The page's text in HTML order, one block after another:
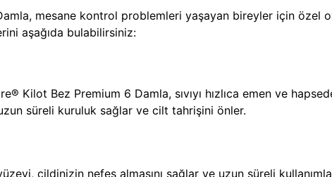
mesane kontrol problemleri yaşayan bireyler için özel
aşağıda bulabilirsiniz:
Kilot Bez Premium 6 Damla, sıvıyı hızlıca emen ve
süreli kuruluk sağlar ve cilt tahrişini önler.
cildinizin nefes almasını sağlar ve uzun süreli